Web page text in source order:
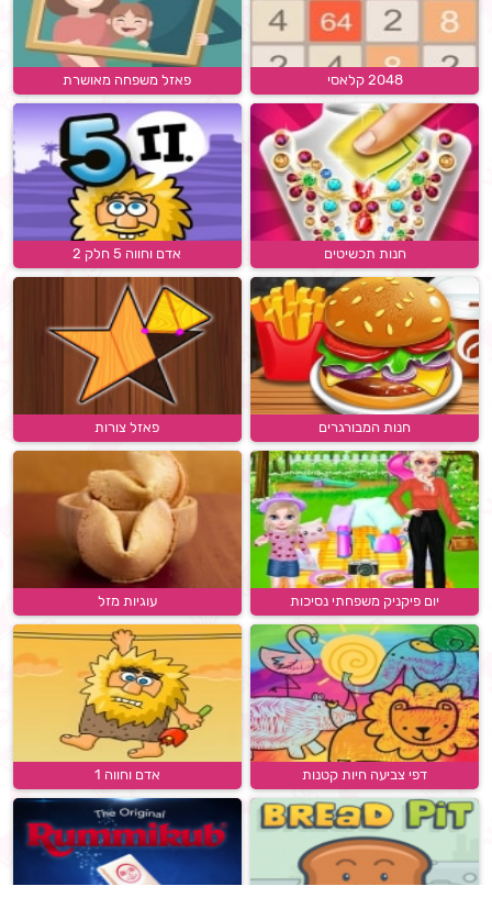
2048 קלאסי פאזל משפחה מאושרת
חנות תכשיטים אדם וחווה 5 חלק 2
חנות המבורגרים פאזל צורות
יום פיקניק משפחתי נסיכות עוגיות מזל
דפי צביעה חיות קטנות אדם וחווה 1